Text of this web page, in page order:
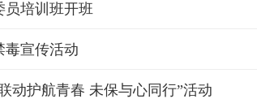
员培训班开班
毒宣传活动
动护航青春 未保与心同行”活动